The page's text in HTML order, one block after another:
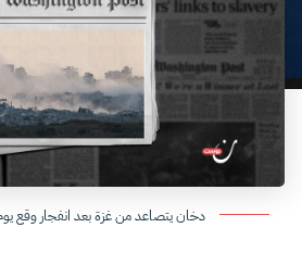
دخان يتصاعد من غزة بعد انفجار وقع